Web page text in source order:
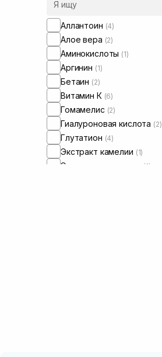
Сыворотки от постакне
Аллантоин (4)
Алое вера (2)
Аминокислоты (1)
Аргинин (1)
Бетаин (2)
Витамин К (6)
Гомамелис (2)
Гиалуроновая кислота (2)
Глутатион (4)
Экстракт камелии (1)
Экстракт портулака (1)